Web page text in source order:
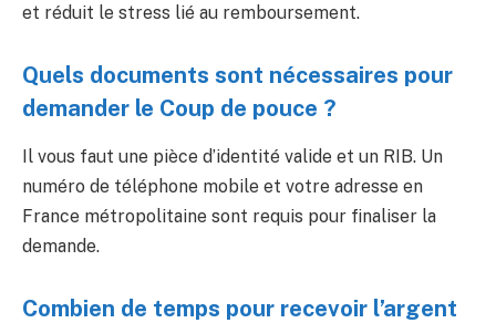
et réduit le stress lié au remboursement.
Quels documents sont nécessaires pour
demander le Coup de pouce ?
Il vous faut une pièce d’identité valide et un RIB. Un
numéro de téléphone mobile et votre adresse en
France métropolitaine sont requis pour finaliser la
demande.
Combien de temps pour recevoir l’argent